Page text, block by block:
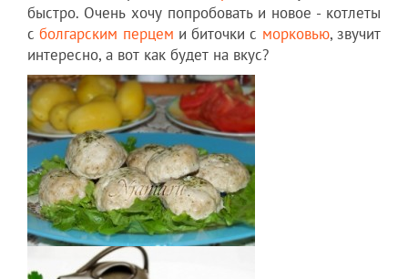
быстро. Очень хочу попробовать и новое - котлеты
сболгарским перцем и биточки с морковью, звучит
интересно, а вот как будет на вкус?